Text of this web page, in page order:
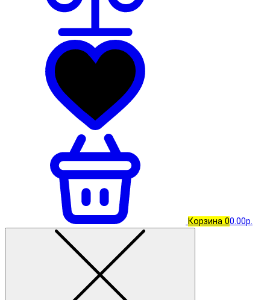
Корзина 00.00р.